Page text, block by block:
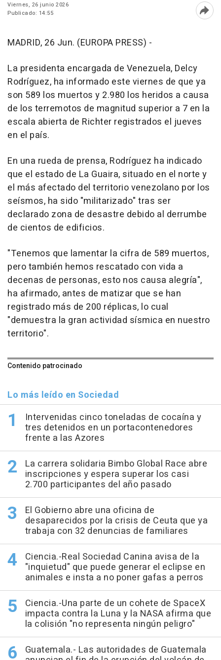
Viernes, 26 junio 2026
Publicado: 14:55
MADRID, 26 Jun. (EUROPA PRESS) -
La presidenta encargada de Venezuela, Delcy
Rodríguez, ha informado este viernes de que ya
son 589 los muertos y 2.980 los heridos a causa
de los terremotos de magnitud superior a 7 en la
escala abierta de Richter registrados el jueves
en el país.
En una rueda de prensa, Rodríguez ha indicado
que el estado de La Guaira, situado en el norte y
el más afectado del territorio venezolano por los
seísmos, ha sido "militarizado" tras ser
declarado zona de desastre debido al derrumbe
de cientos de edificios.
"Tenemos que lamentar la cifra de 589 muertos,
pero también hemos rescatado con vida a
decenas de personas, esto nos causa alegría",
ha afirmado, antes de matizar que se han
registrado más de 200 réplicas, lo cual
"demuestra la gran actividad sísmica en nuestro
territorio".
Contenido patrocinado
Lo más leído en Sociedad
Intervenidas cinco toneladas de cocaína y
tres detenidos en un portacontenedores
frente a las Azores
La carrera solidaria Bimbo Global Race abre
inscripciones y espera superar los casi
2.700 participantes del año pasado
El Gobierno abre una oficina de
desaparecidos por la crisis de Ceuta que ya
trabaja con 32 denuncias de familiares
Ciencia.-Real Sociedad Canina avisa de la
"inquietud" que puede generar el eclipse en
animales e insta a no poner gafas a perros
Ciencia.-Una parte de un cohete de SpaceX
impacta contra la Luna y la NASA afirma que
la colisión "no representa ningún peligro"
Guatemala.- Las autoridades de Guatemala